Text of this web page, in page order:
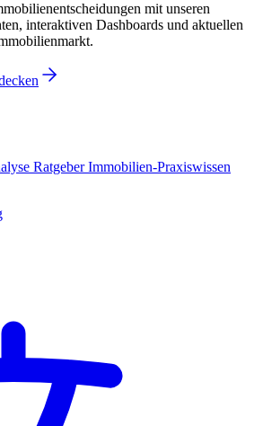
mit unseren
interaktiven Dashboards und aktuellen
RatgeberImmobilien-Praxiswissen